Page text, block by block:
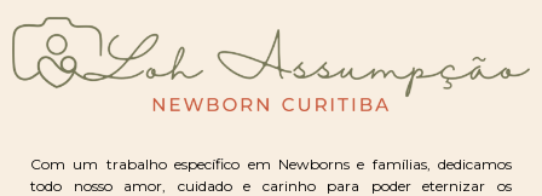
Com um trabalho específico em Newborns e famílias, dedicamos
todo nosso amor, cuidado e carinho para poder eternizar os